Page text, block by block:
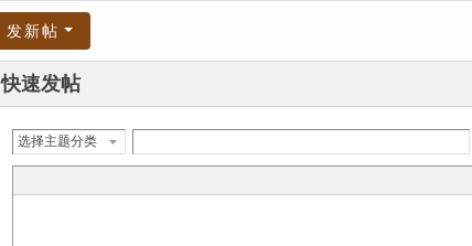
发新帖
快速发帖
选择主题分类